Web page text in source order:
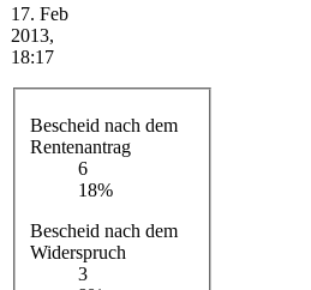
17. Feb
2013,
18:17
Bescheid nach dem
Rentenantrag
6
18%
Bescheid nach dem
Widerspruch
3